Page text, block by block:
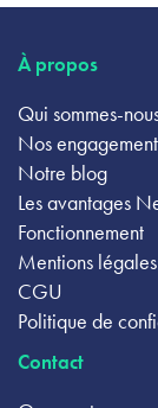
À propos
Qui sommes-
Nos
Notre blog
Les avantages
Fonctionnement
Mentions légales
CGU
Politique de
Contact